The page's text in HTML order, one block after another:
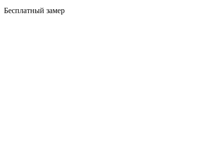
Бесплатный замер